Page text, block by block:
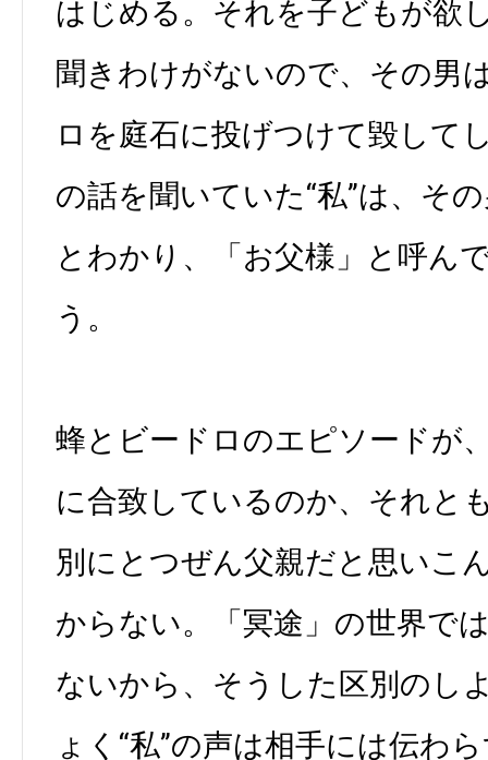
はじめる。それを子どもが欲
聞きわけがないので、その男
ロを庭石に投げつけて毀して
の話を聞いていた“私”は、そ
とわかり、「お父様」と呼ん
う。
蜂とビードロのエピソードが
に合致しているのか、それと
別にとつぜん父親だと思いこ
からない。「冥途」の世界で
ないから、そうした区別のし
ょく“私”の声は相手には伝わ